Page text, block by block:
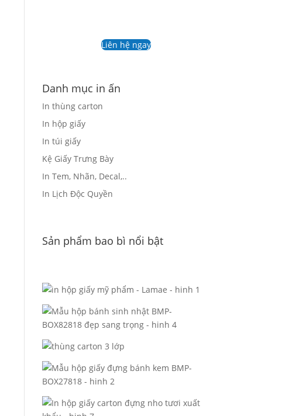
Liên hệ ngay
Danh mục in ấn
In thùng carton
In hộp giấy
In túi giấy
Kệ Giấy Trưng Bày
In Tem, Nhãn, Decal,..
In Lịch Độc Quyền
Sản phẩm bao bì nổi bật